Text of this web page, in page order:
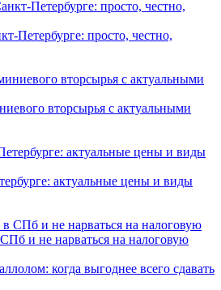
Петербурге: просто, честно,
вторсырья с актуальными
актуальные цены и виды
и не нарваться на налоговую